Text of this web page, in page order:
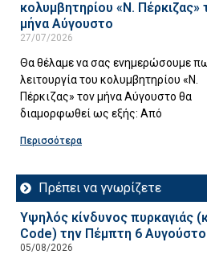
κολυμβητηρίου «Ν. Πέρκιζας»
μήνα Αύγουστο
27/07/2026
Θα θέλαμε να σας ενημερώσουμε
λειτουργία του κολυμβητηρίου «Ν.
Πέρκιζας» τον μήνα Αύγουστο θα
διαμορφωθεί ως εξής: Από
Περισσότερα
Πρέπει να γνωρίζετε
Υψηλός κίνδυνος πυρκαγιάς
Code) την Πέμπτη 6
05/08/2026